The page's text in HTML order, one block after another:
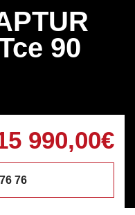
90
990,00€
76